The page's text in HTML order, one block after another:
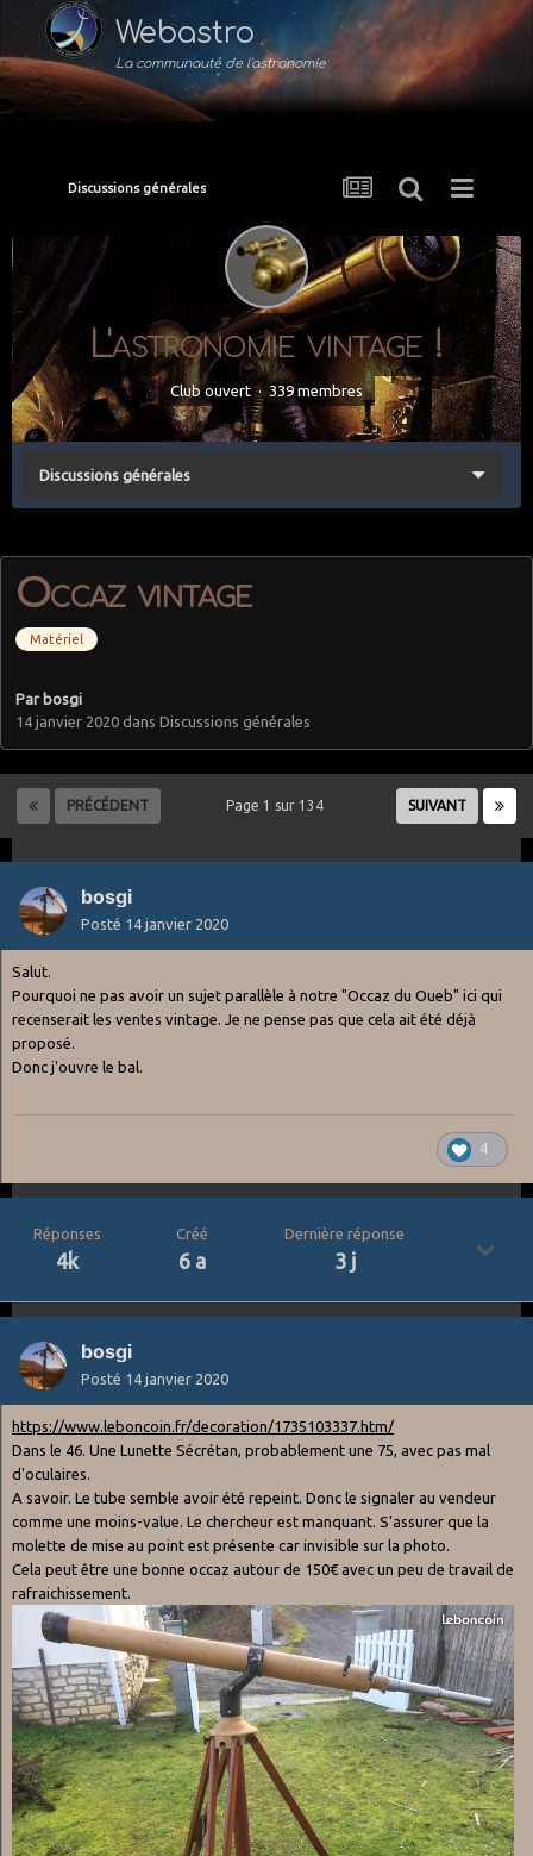
Webastro
La communauté de l'astronomie
Discussions générales
L'astronomie vintage !
Club ouvert · 339 membres
Discussions générales
Occaz vintage
Matériel
Par bosgi
14 janvier 2020 dans Discussions générales
PRÉCÉDENT SUIVANT
Page 1 sur 134
bosgi
Posté 14 janvier 2020
Salut.
Pourquoi ne pas avoir un sujet parallèle à notre "Occaz du Oueb" ici qui
recenserait les ventes vintage. Je ne pense pas que cela ait été déjà
proposé.
Donc j'ouvre le bal.
4
Réponses
4k
Créé
6 a
Dernière réponse
3 j
bosgi
Posté 14 janvier 2020
https://www.leboncoin.fr/decoration/1735103337.htm/
Dans le 46. Une Lunette Sécrétan, probablement une 75, avec pas mal
d'oculaires.
A savoir. Le tube semble avoir été repeint. Donc le signaler au vendeur
comme une moins-value. Le chercheur est manquant. S'assurer que la
molette de mise au point est présente car invisible sur la photo.
Cela peut être une bonne occaz autour de 150€ avec un peu de travail de
rafraichissement.